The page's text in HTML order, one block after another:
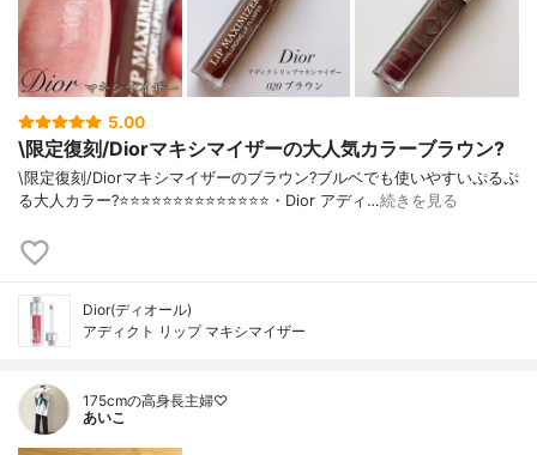
5.00
\限定復刻/Diorマキシマイザーの大人気カラーブラウン?
\限定復刻/Diorマキシマイザーのブラウン?ブルベでも使いやすいぷるぷ
る大人カラー?⭐️⭐️⭐️⭐️⭐️⭐️⭐️⭐️⭐️⭐️⭐️⭐️⭐️⭐️・Dior アディ…続きを見る
Dior(ディオール)
アディクト リップ マキシマイザー
175cmの高身長主婦♡
あいこ